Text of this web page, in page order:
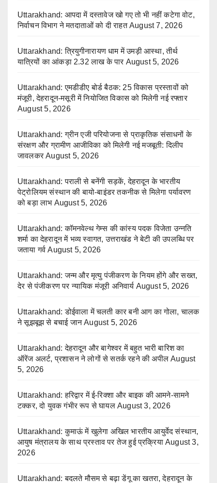
Uttarakhand: आपदा में दस्तावेज खो गए तो भी नहीं कटेगा वोट,
निर्वाचन विभाग ने मतदाताओं को दी राहत August 7, 2026
Uttarakhand: त्रियुगीनारायण धाम में उमड़ी आस्था, तीर्थ
यात्रियों का आंकड़ा 2.32 लाख के पार August 5, 2026
Uttarakhand: एमडीडीए बोर्ड बैठक: 25 विकास प्रस्तावों को
मंजूरी, देहरादून-मसूरी में नियोजित विकास को मिलेगी नई रफ्तार
August 5, 2026
Uttarakhand: ग्रीन एजी परियोजना से प्राकृतिक संसाधनों के
संरक्षण और ग्रामीण आजीविका को मिलेगी नई मजबूती: दिलीप
जावलकर August 5, 2026
Uttarakhand: पराली से बनेंगी सड़कें, देहरादून के भारतीय
पेट्रोलियम संस्थान की बायो-बाइंडर तकनीक से मिलेगा पर्यावरण
को बड़ा लाभ August 5, 2026
Uttarakhand: कॉमनवेल्थ गेम्स की कांस्य पदक विजेता उन्नति
शर्मा का देहरादून में भव्य स्वागत, उत्तराखंड ने बेटी की उपलब्धि पर
जताया गर्व August 5, 2026
Uttarakhand: जन्म और मृत्यु पंजीकरण के नियम होंगे और सख्त,
देर से पंजीकरण पर न्यायिक मंजूरी अनिवार्य August 5, 2026
Uttarakhand: डोईवाला में चलती कार बनी आग का गोला, चालक
ने सूझबूझ से बचाई जान August 5, 2026
Uttarakhand: देहरादून और बागेश्वर में बहुत भारी बारिश का
ऑरेंज अलर्ट, प्रशासन ने लोगों से सतर्क रहने की अपील August
5, 2026
Uttarakhand: हरिद्वार में ई-रिक्शा और बाइक की आमने-सामने
टक्कर, दो युवक गंभीर रूप से घायल August 3, 2026
Uttarakhand: कुमाऊं में खुलेगा अखिल भारतीय आयुर्वेद संस्थान,
आयुष मंत्रालय के साथ प्रस्ताव पर तेज हुई प्रक्रिया August 3,
2026
Uttarakhand: बदलते मौसम से बढ़ा डेंगू का खतरा, देहरादून के